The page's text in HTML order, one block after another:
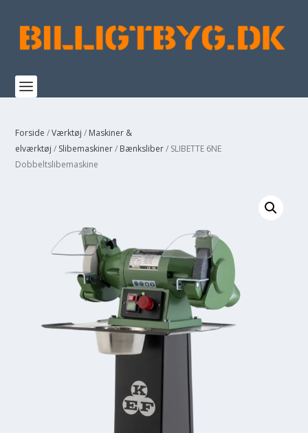
Forside /Værktøj / Maskiner &
elværktøj / Slibemaskiner/ Bænksliber/ SLIBETTE 6NE
Dobbeltslibemaskine